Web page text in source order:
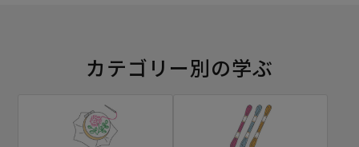
カテゴリー別の学ぶ